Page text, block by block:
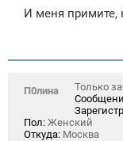
б
и
И меня примите,
П0лина
Только
Пол: Женский
Откуда: Москва